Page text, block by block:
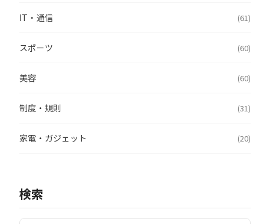
IT・通信 (61)
スポーツ (60)
美容 (60)
制度・規則 (31)
家電・ガジェット (20)
検索